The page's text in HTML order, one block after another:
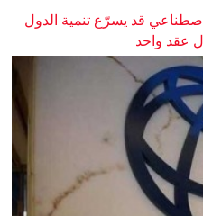
قد يسرّع تنمية الدول
عقد واحد